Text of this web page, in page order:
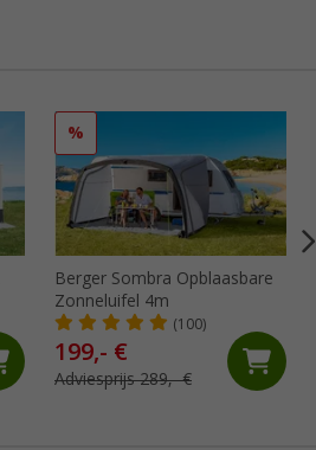
%
Berger Sombra Opblaasbare
Zonneluifel 4m
(100)
199,- €
Adviesprijs 289,- €